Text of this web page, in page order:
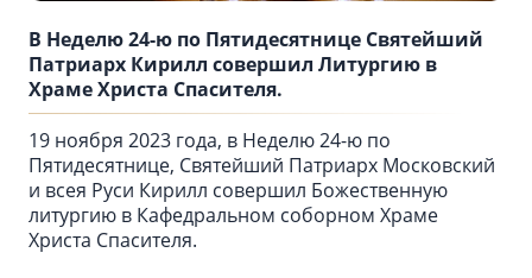
В Неделю 24-ю по Пятидесятнице Святейший
Патриарх Кирилл совершил Литургию в
Храме Христа Спасителя.
19 ноября 2023 года, в Неделю 24-ю по
Пятидесятнице, Святейший Патриарх Московский
и всея Руси Кирилл совершил Божественную
литургию в Кафедральном соборном Храме
Христа Спасителя.